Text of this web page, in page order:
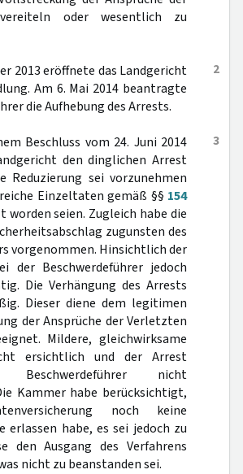
oder wesentlich zu
2
2013 eröffnete das Landgericht
Am 6. Mai 2014 beantragte
die Aufhebung des Arrests.
3
Beschluss vom 24. Juni 2014
den dinglichen Arrest
Reduzierung sei vorzunehmen
Einzeltaten gemäß §§ 154
worden seien. Zugleich habe die
zugunsten des
vorgenommen. Hinsichtlich der
der Beschwerdeführer jedoch
Die Verhängung des Arrests
Dieser diene dem legitimen
der Ansprüche der Verletzten
Mildere, gleichwirksame
ersichtlich und der Arrest
nicht
Kammer habe berücksichtigt,
noch keine
erlassen habe, es sei jedoch zu
den Ausgang des Verfahrens
nicht zu beanstanden sei.